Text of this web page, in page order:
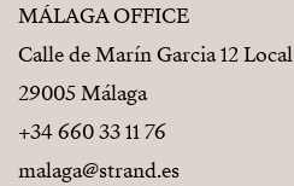
MÁLAGA OFFICE
Calle de Marín Garcia 12 Local
29005 Málaga
+34 660 33 11 76
malaga@strand.es